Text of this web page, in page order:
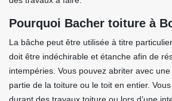
Pourquoi Bacher toiture à
La bâche peut être utilisée à titre
doit être indéchirable et étanche afin de
intempéries. Vous pouvez abriter avec
partie de la toiture ou le toit en entier.